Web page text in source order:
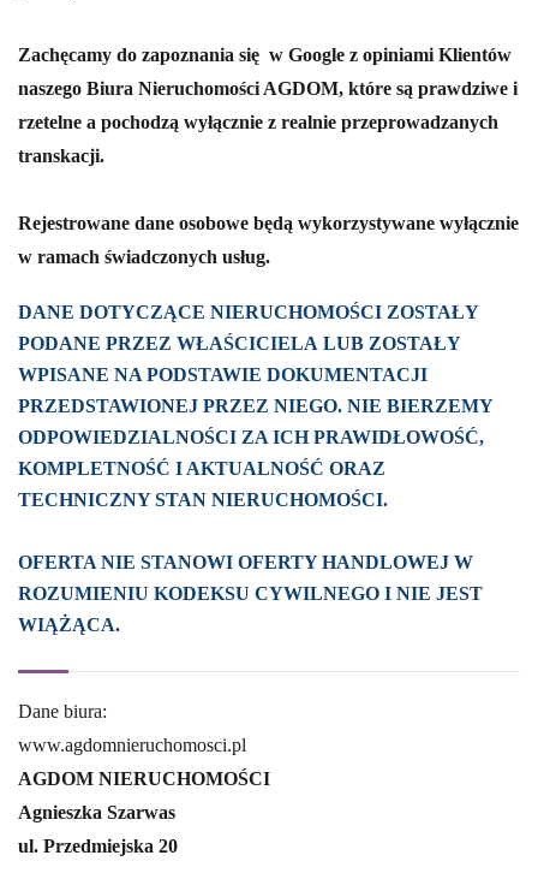
Zachęcamy do zapoznania się w Google z opiniami Klientów
naszego Biura Nieruchomości AGDOM, które są prawdziwe i
rzetelne a pochodzą wyłącznie z realnie przeprowadzanych
transkacji.
Rejestrowane dane osobowe będą wykorzystywane wyłącznie
w ramach świadczonych usług.
DANE DOTYCZĄCE NIERUCHOMOŚCI ZOSTAŁY
PODANE PRZEZ WŁAŚCICIELA LUB ZOSTAŁY
WPISANE NA PODSTAWIE DOKUMENTACJI
PRZEDSTAWIONEJ PRZEZ NIEGO. NIE BIERZEMY
ODPOWIEDZIALNOŚCI ZA ICH PRAWIDŁOWOŚĆ,
KOMPLETNOŚĆ I AKTUALNOŚĆ ORAZ
TECHNICZNY STAN NIERUCHOMOŚCI.
OFERTA NIE STANOWI OFERTY HANDLOWEJ W
ROZUMIENIU KODEKSU CYWILNEGO I NIE JEST
WIĄŻĄCA.
Dane biura:
www.agdomnieruchomosci.pl
AGDOM NIERUCHOMOŚCI
Agnieszka Szarwas
ul. Przedmiejska 20